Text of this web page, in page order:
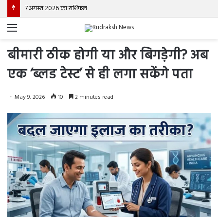
7 अगस्त 2026 का राशिफल
Menu
बीमारी ठीक होगी या और बिगड़ेगी? अब
एक ‘ब्लड टेस्ट’ से ही लगा सकेंगे पता
May 9, 2026 10 2 minutes read